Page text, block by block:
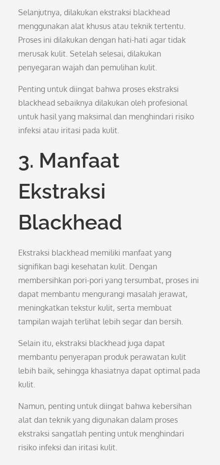
Selanjutnya, dilakukan ekstraksi blackhead
menggunakan alat khusus atau teknik tertentu.
Proses ini dilakukan dengan hati-hati agar tidak
merusak kulit. Setelah selesai, dilakukan
penyegaran wajah dan pemulihan kulit.
Penting untuk diingat bahwa proses ekstraksi
blackhead sebaiknya dilakukan oleh profesional
untuk hasil yang maksimal dan menghindari risiko
infeksi atau iritasi pada kulit.
3. Manfaat
Ekstraksi
Blackhead
Ekstraksi blackhead memiliki manfaat yang
signifikan bagi kesehatan kulit. Dengan
membersihkan pori-pori yang tersumbat, proses ini
dapat membantu mengurangi masalah jerawat,
meningkatkan tekstur kulit, serta membuat
tampilan wajah terlihat lebih segar dan bersih.
Selain itu, ekstraksi blackhead juga dapat
membantu penyerapan produk perawatan kulit
lebih baik, sehingga khasiatnya dapat optimal pada
kulit.
Namun, penting untuk diingat bahwa kebersihan
alat dan teknik yang digunakan dalam proses
ekstraksi sangatlah penting untuk menghindari
risiko infeksi dan iritasi kulit.